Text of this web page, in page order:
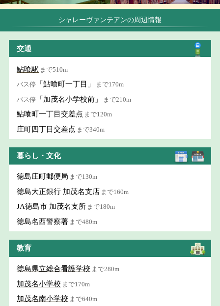
シャレーヴァンテアンの周辺情報
交通
鮎喰駅 まで510m
バス停 「鮎喰町一丁目」 まで170m
バス停 「加茂名小学校前」 まで210m
鮎喰町一丁目交差点 まで120m
庄町四丁目交差点 まで340m
暮らし・文化
徳島庄町郵便局 まで130m
徳島大正銀行 加茂名支店 まで160m
JA徳島市 加茂名支所 まで180m
徳島名西警察署 まで480m
教育
徳島県立総合看護学校 まで280m
加茂名小学校 まで170m
加茂名南小学校 まで640m